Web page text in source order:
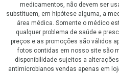
medicamentos, não devem ser
substituem, em hipótese alguma, a
área médica. Somente o médico
qualquer problema de saúde e
preços e as promoções são válidos
fotos contidas em nosso site são
disponibilidade sujeitos a
antimicrobianos vendas apenas em